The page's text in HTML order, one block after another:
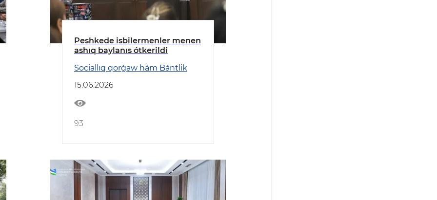
Peshkede isbilermenler menen
ashıq baylanıs ótkerildi
Sociallıq qorǵaw hám Bántlik
15.06.2026
93